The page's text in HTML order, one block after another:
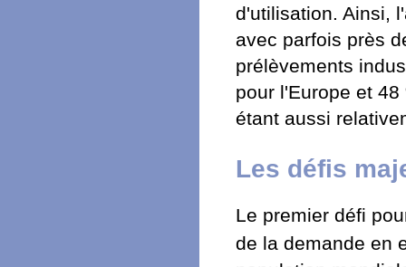
d'utilisation. Ainsi,
avec parfois près
prélèvements
pour l'Europe et
étant aussi
Les défis
Le premier défi
de la demande en